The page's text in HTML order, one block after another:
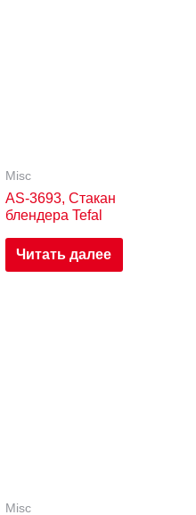
Misc
AS-3693, Стакан
блендера Tefal
Читать далее
Misc